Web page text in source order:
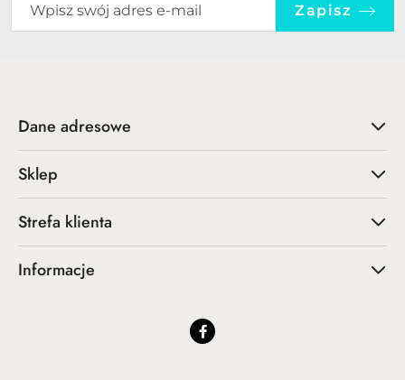
Zapisz
Dane adresowe
Sklep
Strefa klienta
Informacje